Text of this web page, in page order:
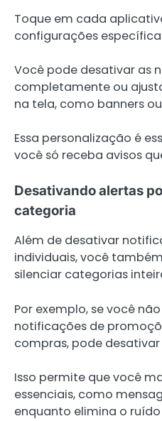
Toque em cada
configurações
Você pode desativar as
completamente ou
na tela, como banners
Essa personalização é
você só receba avisos
Desativando alertas
categoria
Além de desativar
individuais, você
silenciar categorias
Por exemplo, se você
notificações de
compras, pode
Isso permite que você
essenciais, como
enquanto elimina o